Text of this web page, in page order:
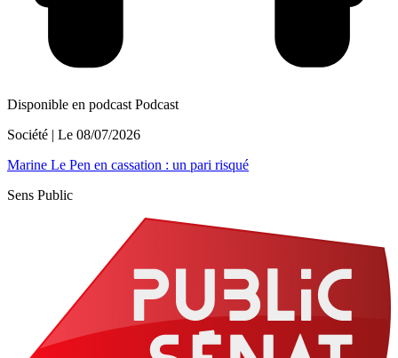
Disponible en podcast Podcast
Société | Le 08/07/2026
Marine Le Pen en cassation : un pari risqué
Sens Public